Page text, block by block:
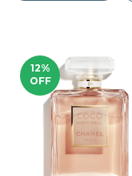
12%
OFF